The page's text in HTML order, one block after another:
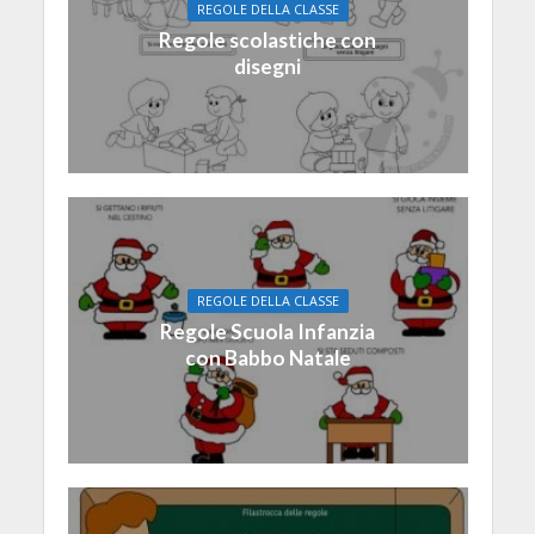
REGOLE DELLA CLASSE
Regole scolastiche con
disegni
REGOLE DELLA CLASSE
Regole Scuola Infanzia
con Babbo Natale